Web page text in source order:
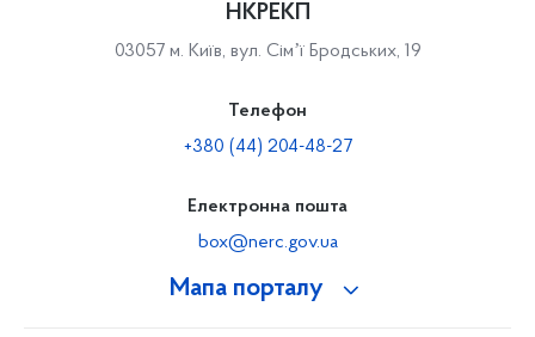
Мапа порталу
НКРЕКП
03057 м. Київ, вул. Сімʼї Бродських, 19
Телефон
+380 (44) 204-48-27
Електронна пошта
box@nerc.gov.ua